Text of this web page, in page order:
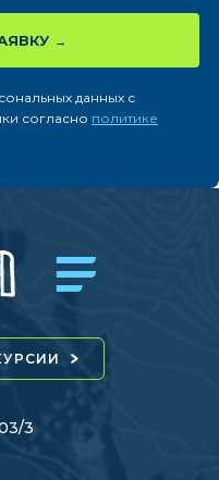
данных с
согласно политике
3